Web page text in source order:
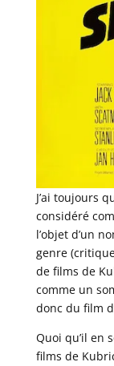
J’ai toujours
considéré
l’objet d’un
genre
de films de
comme un
donc du film
Quoi qu’il en
films de